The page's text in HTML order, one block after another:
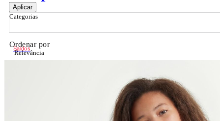
Aplicar
Categorias
Ordenar por
Relevância
Saldos